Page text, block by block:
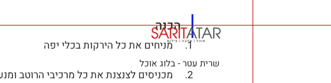
הכנה
1.     מניחים את כל הירקות בכלי יפה
2.     מכניסים לצנצנת את כל מרכיבי הרוטב ומנערים היטב
שרית עטר - בלוג אוכל